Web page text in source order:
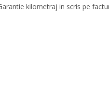
kilometraj in scris pe